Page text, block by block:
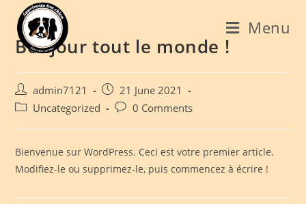
Menu
Bonjour tout le monde !
admin7121
21 June 2021
Uncategorized
0 Comments
Bienvenue sur WordPress. Ceci est votre premier article.
Modifiez-le ou supprimez-le, puis commencez à écrire !